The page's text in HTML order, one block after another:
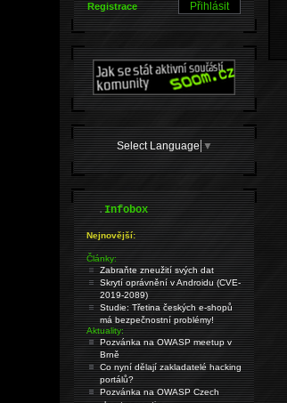
Registrace
Select Language ▼
.Infobox
Nejnovější:
Články:
Zabraňte zneužití svých dat
Skrytí oprávnění v Androidu (CVE-
2019-2089)
Studie: Třetina českých e-shopů
má bezpečnostní problémy!
Aktuality:
Pozvánka na OWASP meetup v
Brně
Co nyní dělají zakladatelé hacking
portálů?
Pozvánka na OWASP Czech